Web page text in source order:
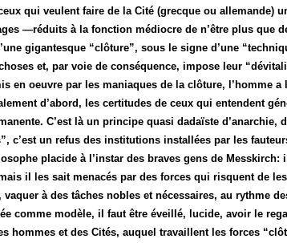
qui veulent faire de la Cité (grecque ou allemande)
—réduits à la fonction médiocre de n’être plus que
gigantesque “clôture”, sous le signe d’une
et, par voie de conséquence, impose leur
en oeuvre par les maniaques de la clôture, l’homme a
d’abord, les certitudes de ceux qui entendent
C’est là un principe quasi dadaïste d’anarchie,
c’est un refus des institutions installées par les
placide à l’instar des braves gens de Messkirch:
il les sait menacés par des forces qui risquent de
à des tâches nobles et nécessaires, au rythme
comme modèle, il faut être éveillé, lucide, avoir le
hommes et des Cités, auquel travaillent les forces